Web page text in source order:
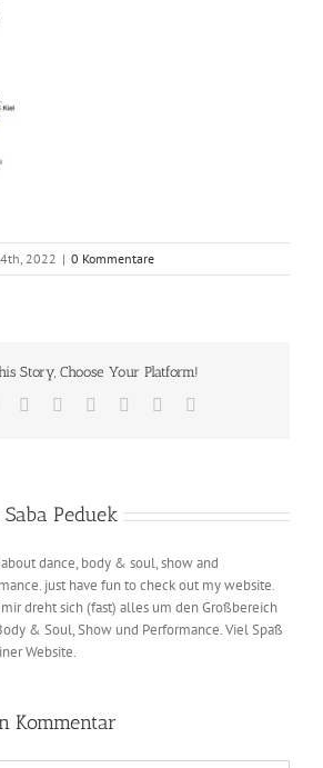
2022 | 0 Kommentare
Story, Choose Your Platform!
Reddit LinkedIn
TumblrPinterest
Saba Peduek
about dance, body & soul, show and
just have fun to check out my website.
dreht sich (fast) alles um den Großbereich
& Soul, Show und Performance. Viel Spaß
Website.
Kommentar